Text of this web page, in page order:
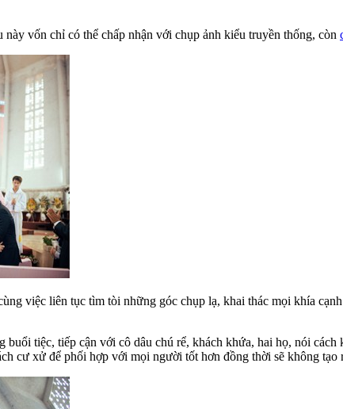
vốn chỉ có thể chấp nhận với chụp ảnh kiểu truyền thống, còn
việc liên tục tìm tòi những góc chụp lạ, khai thác mọi khía
tiệc, tiếp cận với cô dâu chú rể, khách khứa, hai họ, nói
cư xử để phối hợp với mọi người tốt hơn đồng thời sẽ không